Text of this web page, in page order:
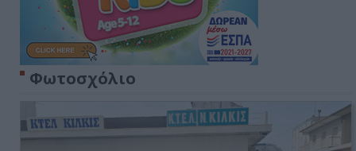
Φωτοσχόλιο